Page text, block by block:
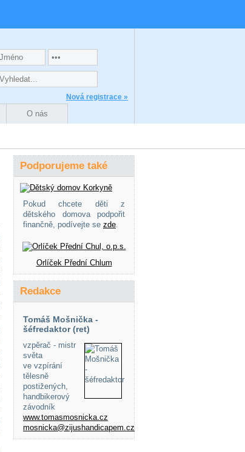
Nová registrace »
O nás
Podporujeme také
Pokud chcete děti z
dětského domova podpořit
finančně, podívejte se zde.
Orlíček Přední Chlum
Redakce
Tomáš Mošnička -
šéfredaktor (ret)
vzpěrač - mistr
světa
ve vzpírání
tělesně
postižených,
handbikerový
závodník
www.tomasmosnicka.cz
mosnicka@zijushandicapem.cz